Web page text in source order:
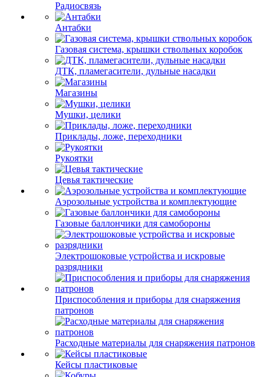
Радиосвязь
Антабки
Газовая система, крышки ствольных коробок
ДТК, пламегасители, дульные насадки
Магазины
Мушки, целики
Приклады, ложе, переходники
Рукоятки
Цевья тактические
Аэрозольные устройства и комплектующие
Газовые баллончики для самобороны
Электрошоковые устройства и искровые
разрядники
Приспособления и приборы для снаряжения
патронов
Расходные материалы для снаряжения патронов
Кейсы пластиковые